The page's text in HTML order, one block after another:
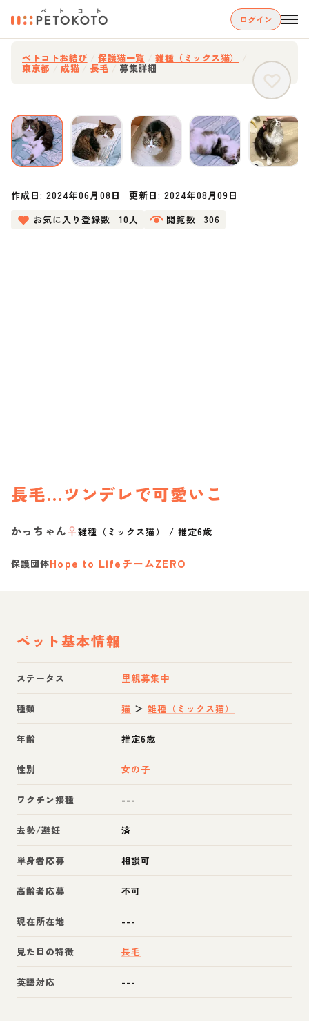
ログイン
ペトコトお結び 保護猫一覧 雑種（ミックス猫）
東京都 成猫 長毛 募集詳細
作成日:2024年06月08日 更新日: 2024年08月09日
お気に入り登録数
10人 閲覧数 306
長毛...ツンデレで可愛いこ
かっちゃん♀雑種（ミックス猫） / 推定6歳
保護団体Hope to LifeチームZERO
ペット基本情報
ステータス 里親募集中
種類 猫 ＞雑種（ミックス猫）
年齢 推定6歳
性別 女の子
ワクチン接種 ---
去勢/避妊 済
単身者応募 相談可
高齢者応募 不可
現在所在地 ---
見た目の特徴 長毛
英語対応 ---